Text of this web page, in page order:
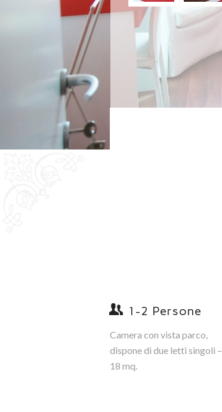
1-2 Persone
Camera con vista parco,
dispone di due letti singoli –
18 mq.